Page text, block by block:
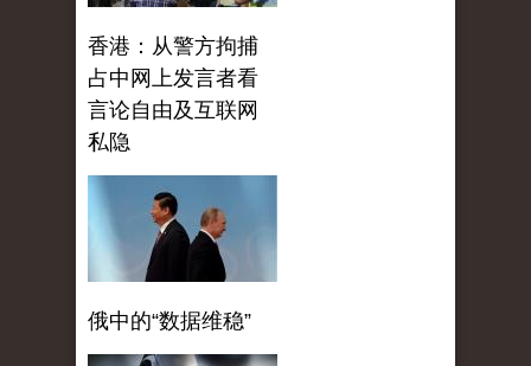
香港：从警方拘捕
占中网上发言者看
言论自由及互联网
私隐
俄中的“数据维稳”